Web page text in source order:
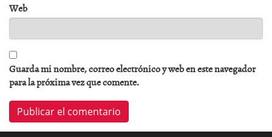
Web
Guarda mi nombre, correo electrónico y web en este navegador
para la próxima vez que comente.